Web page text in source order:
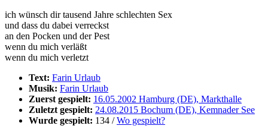
ich wünsch dir tausend Jahre schlechten Sex
und dass du dabei verreckst
an den Pocken und der Pest
wenn du mich verläßt
wenn du mich verletzt
Text: Farin Urlaub
Musik: Farin Urlaub
Zuerst gespielt: 16.05.2002 Hamburg (DE), Markthalle
Zuletzt gespielt: 24.08.2015 Bochum (DE), Kemnader See
Wurde gespielt: 134 /Wo gespielt?